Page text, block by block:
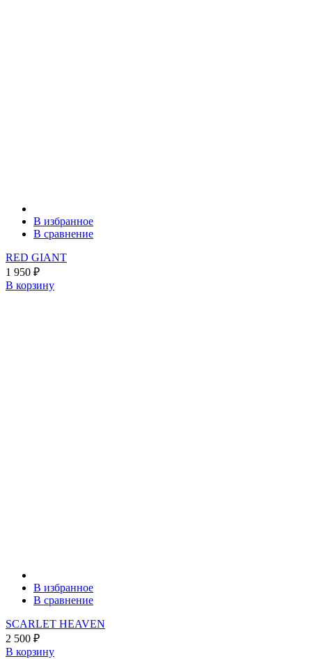
В избранное
В сравнение
RED GIANT
1 950 ₽
В корзину
В избранное
В сравнение
SCARLET HEAVEN
2 500 ₽
В корзину